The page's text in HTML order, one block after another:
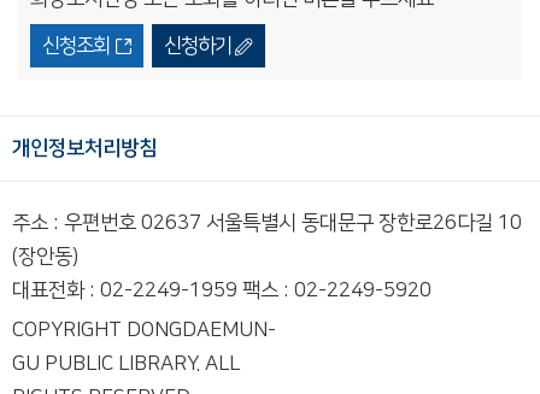
신청조회 신청하기
개인정보처리방침
주소 : 우편번호 02637 서울특별시 동대문구 장한로26다길 10
(장안동)
대표전화 : 02-2249-1959 팩스 : 02-2249-5920
COPYRIGHT DONGDAEMUN-
GU PUBLIC LIBRARY. ALL